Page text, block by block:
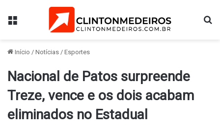
Menu
Início / Notícias / Esportes
Nacional de Patos surpreende
Treze, vence e os dois acabam
eliminados no Estadual